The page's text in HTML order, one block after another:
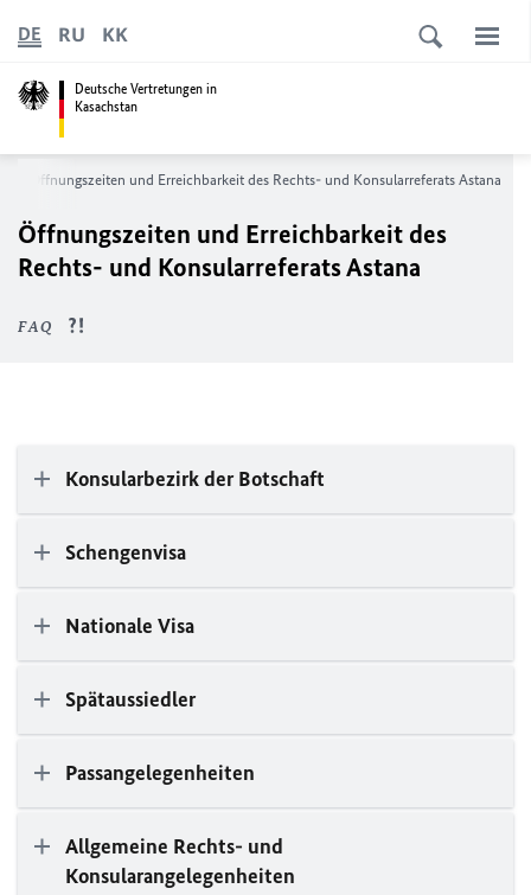
Deutsche Vertretungen in
Kasachstan
DE RU KK
Öffnungszeiten und Erreichbarkeit des Rechts- und Konsularreferats Astana
Öffnungszeiten und Erreichbarkeit des
Rechts- und Konsularreferats Astana
FAQ
Konsularbezirk der Botschaft
Schengenvisa
Nationale Visa
Spätaussiedler
Passangelegenheiten
Allgemeine Rechts- und
Konsularangelegenheiten